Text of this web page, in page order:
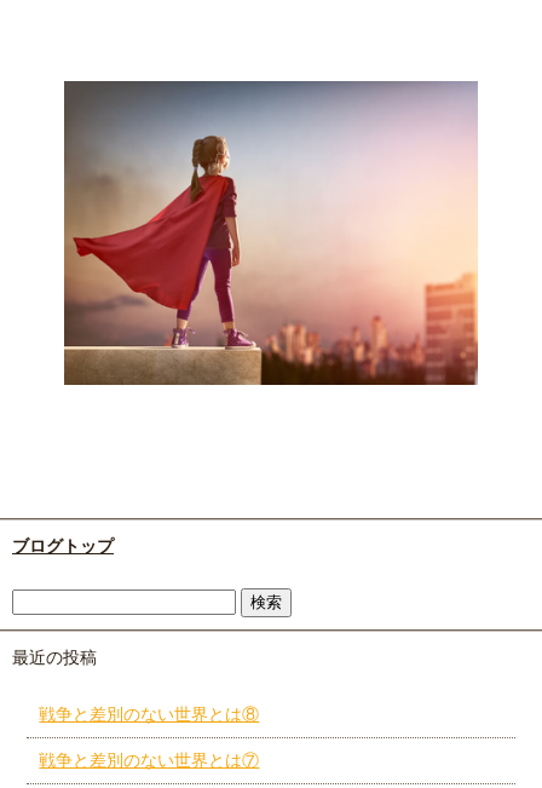
ブログトップ
最近の投稿
戦争と差別のない世界とは⑧
戦争と差別のない世界とは⑦